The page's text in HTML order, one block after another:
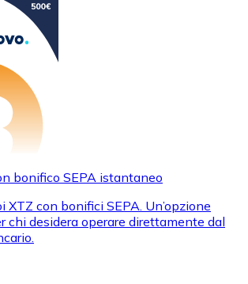
bonifico SEPA istantaneo
XTZ con bonifici SEPA. Un’opzione
chi desidera operare direttamente dal